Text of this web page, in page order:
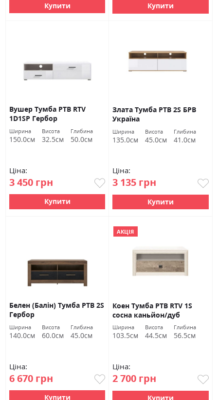
Купити Купити
Вушер Тумба РТВ RTV
1D1SP Гербор
Ширина
150.0см
Висота
32.5см
Глибина
50.0см
Ціна:
3 450 грн
Купити
Злата Тумба РТВ 2S БРВ
Україна
Ширина
135.0см
Висота
45.0см
Глибина
41.0см
Ціна:
3 135 грн
Купити
Белен (Балін) Тумба РТВ 2S
Гербор
Ширина
140.0см
Висота
60.0см
Глибина
45.0см
Ціна:
6 670 грн
Купити
АКЦІЯ
Коен Тумба РТВ RTV 1S
сосна каньйон/дуб
корабельний БРВ Україна
Ширина
103.5см
Висота
44.5см
Глибина
56.5см
Ціна:
2 700 грн
Купити